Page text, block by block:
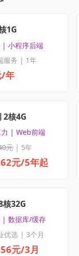
1G
小程序后端
服务 | 1年
年
2核4G
力 | Web前端
元 | 5年
元/5年起
核32G
| 数据库/缓存
优选 | 3个月
元/3月